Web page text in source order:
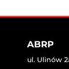
ABRP
ul. Ulinów